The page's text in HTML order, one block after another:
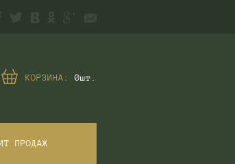
КОРЗИНА:0шт.
ПРОДАЖ